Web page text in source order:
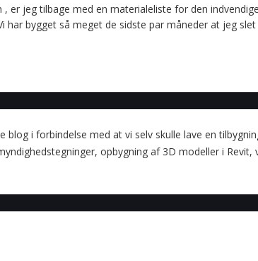
jeg tilbage med en materialeliste for den
bygget så meget de sidste par måneder at jeg
blog i forbindelse med at vi selv skulle lave en
opbygning af 3D modeller i Revit,